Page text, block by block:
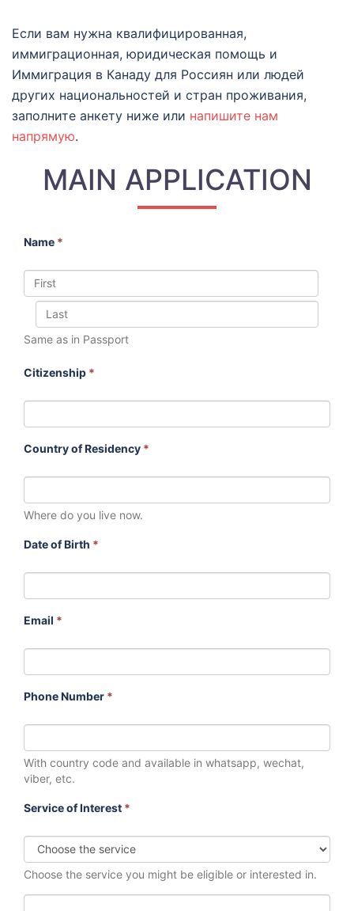
Если вам нужна квалифицированная,
иммиграционная, юридическая помощь и
Иммиграция в Канаду для Россиян или людей
других национальностей и стран проживания,
заполните анкету ниже или напишите нам
напрямую.
MAIN APPLICATION
Name *
Same as in Passport
Citizenship *
Country of Residency *
Where do you live now.
Date of Birth *
Email *
Phone Number *
With country code and available in whatsapp, wechat,
viber, etc.
Service of Interest *
Choose the service you might be eligible or interested in.